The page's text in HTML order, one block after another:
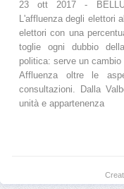
23 ott 2017 -
L'affluenza degli elettori
elettori con una
toglie ogni dubbio
politica: serve un cambio
Affluenza oltre le
consultazioni. Dalla
unità e appartenenza